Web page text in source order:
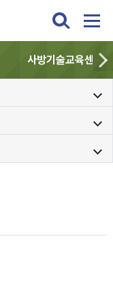
사방기술교육센터